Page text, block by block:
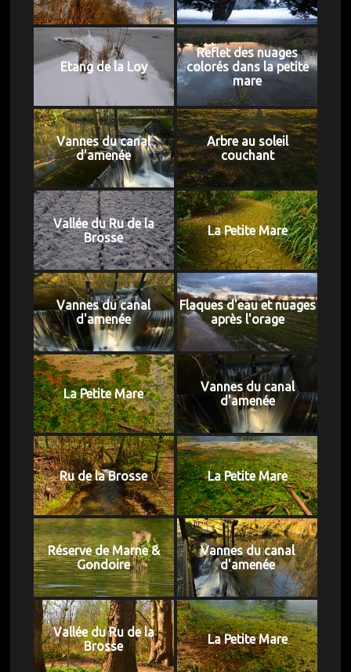
Etang de la Loy
Reflet des nuages
colorés dans la petite
mare
Vannes du canal
d'amenée
Arbre au soleil
couchant
Vallée du Ru de la
Brosse
La Petite Mare
Vannes du canal
d'amenée
Flaques d'eau et nuages
après l'orage
La Petite Mare
Vannes du canal
d'amenée
Ru de la Brosse La Petite Mare
Réserve de Marne &
Gondoire
Vannes du canal
d'amenée
Vallée du Ru de la
Brosse
La Petite Mare